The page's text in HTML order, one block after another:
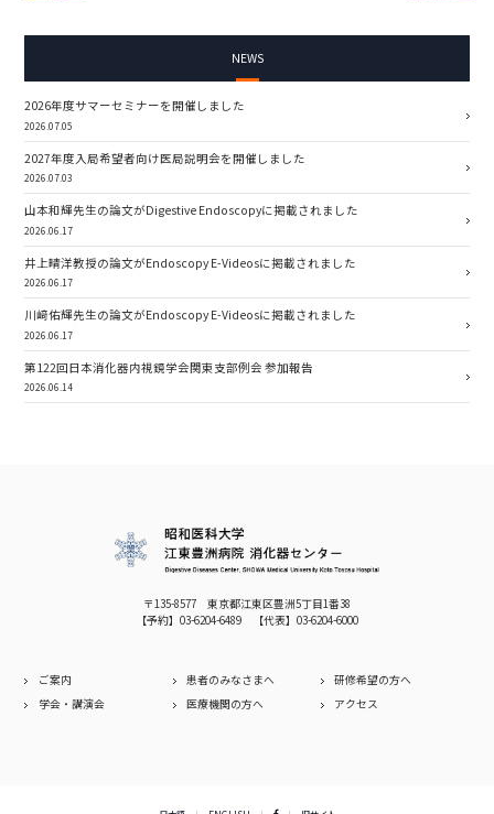
NEWS
2026年度サマーセミナーを開催しました
2026.07.05
2027年度入局希望者向け医局説明会を開催しました
2026.07.03
山本和輝先生の論文がDigestive Endoscopyに掲載されました
2026.06.17
井上晴洋教授の論文がEndoscopy E-Videosに掲載されました
2026.06.17
川﨑佑輝先生の論文がEndoscopy E-Videosに掲載されました
2026.06.17
第122回日本消化器内視鏡学会関東支部例会 参加報告
2026.06.14
〒135-8577 東京都江東区豊洲5丁目1番38
【予約】 03-6204-6489 【代表】 03-6204-6000
ご案内 患者のみなさまへ
研修希望の方へ
学会・講演会
医療機関の方へ アクセス